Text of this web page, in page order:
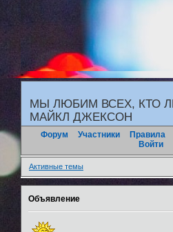
"
МЫ ЛЮБИМ ВСЕХ, КТО
МАЙКЛ ДЖЕКСОН
Форум Участники Правила
Войти
Активные темы
Объявление